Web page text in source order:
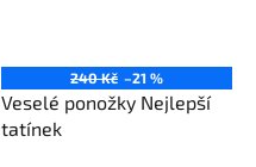
240 Kč –21 %
Veselé ponožky Nejlepší
tatínek